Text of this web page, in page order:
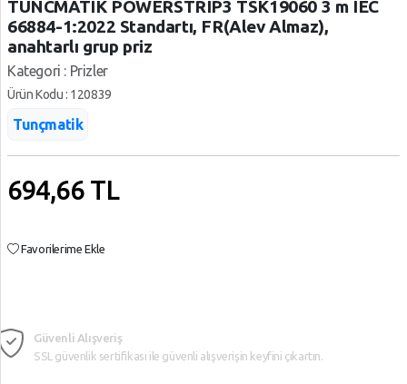
SÜPER,
MARKET
TELEFON,
AKSESUARLARI
Tüketici,
MARKET
TÜKETİM,
Oto
Aksesuarları
Oto Ses
Görüntü
Sistemleri
Yapı
Gereçleri
Motor &
Mekanik
Priz
Grupları
TUNCMATIK POWERSTRIP3 TSK19060 3 m IEC
66884-1:2022 Standartı, FR(Alev Almaz),
anahtarlı grup priz
Kategori : Prizler
Ürün Kodu : 120839
Tunçmatik
694,66TL
Favorilerime Ekle
Güvenli Alışveriş
SSL güvenlik sertifikası ile güvenli alışverişin keyfini çıkartın.